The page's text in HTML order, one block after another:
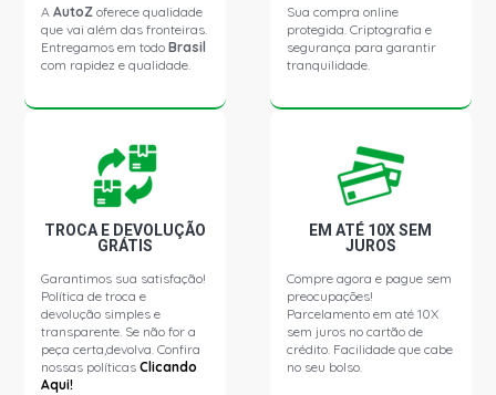
AAutoZ oferece qualidade
que vai além das fronteiras.
Entregamos em todoBrasil
com rapidez e qualidade.
Sua compra online
protegida. Criptografia e
segurança para garantir
tranquilidade.
TROCA E DEVOLUÇÃO
GRÁTIS
Garantimos sua satisfação!
Política de troca e
devolução simples e
transparente. Se não for a
peça certa,devolva. Confira
nossas políticasClicando
Aqui!
EM ATÉ 10X SEM
JUROS
Compre agora e pague sem
preocupações!
Parcelamento em até 10X
sem juros no cartão de
crédito. Facilidade que cabe
no seu bolso.